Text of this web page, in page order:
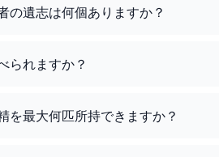
の遺志は何個ありますか？
られますか？
を最大何匹所持できますか？